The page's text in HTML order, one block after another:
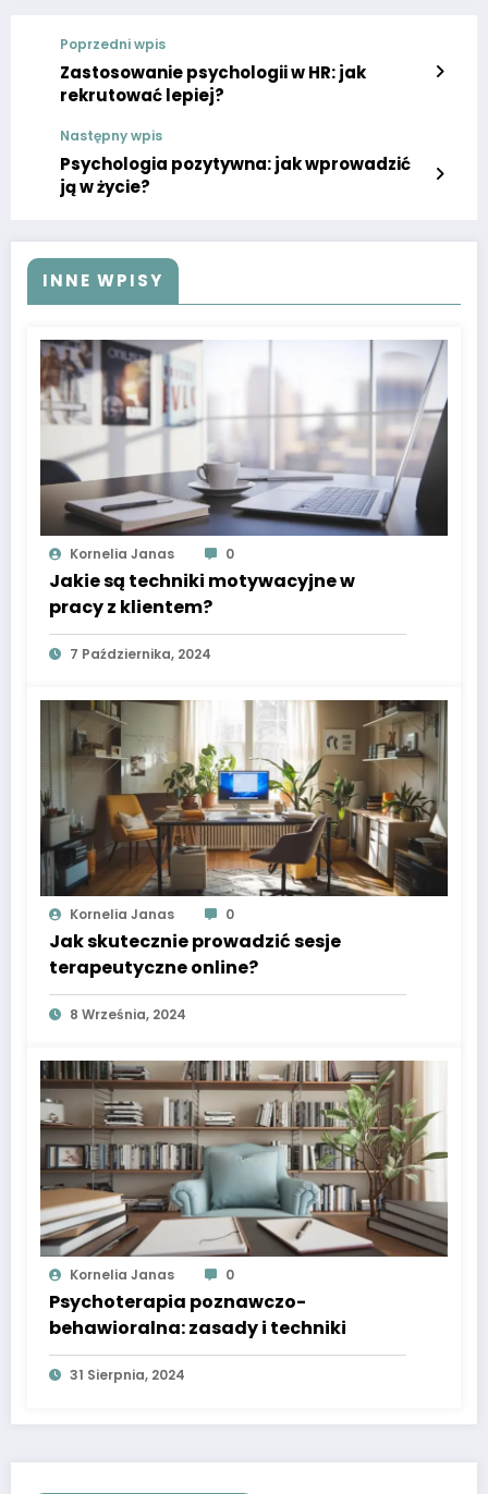
Poprzedni wpis
Zastosowanie psychologii w HR: jak
rekrutować lepiej?
Następny wpis
Psychologia pozytywna: jak wprowadzić
ją w życie?
INNE WPISY
Kornelia Janas 0
Jakie są techniki motywacyjne w
pracy z klientem?
7 Października, 2024
Kornelia Janas 0
Jak skutecznie prowadzić sesje
terapeutyczne online?
8 Września, 2024
Kornelia Janas 0
Psychoterapia poznawczo-
behawioralna: zasady i techniki
31 Sierpnia, 2024